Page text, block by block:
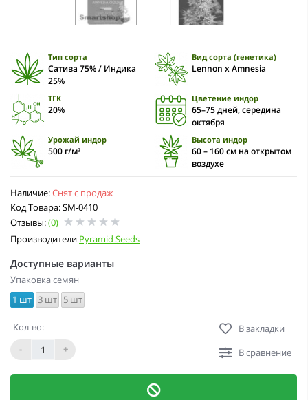
Наличие:Снят с продаж
Код Товара: SM-0410
Отзывы:(0)
Производители Pyramid Seeds
Тип сорта
Сатива 75% / Индика
25%
Вид сорта (генетика)
Lennon x Amnesia
ТГК
20%
Цветение индор
65–75 дней, середина
октября
Урожай индор
500 г/м²
Высота индор
60 – 160 см на открытом
воздухе
Доступные варианты
Упаковка семян
1 шт 3 шт 5 шт
Кол-во:
-
+
В закладки
В сравнение